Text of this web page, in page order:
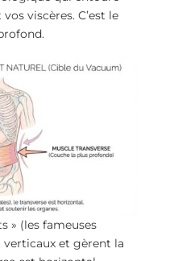
viscères. C’est le
» (les fameuses
et gèrent la